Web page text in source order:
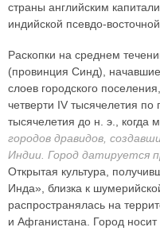
страны английским
индийской псевдо-
Раскопки на среднем
(провинция Синд),
слоев городского
четверти IV тысячелетия
тысячелетия до н. э., когда
городов дравидов,
Индии. Город датируется
Открытая культура,
Инда», близка к
распространялась на
и Афганистана. Город